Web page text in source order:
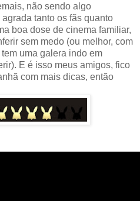
não sendo algo
tanto os fãs quanto
boa dose de cinema familiar,
sem medo (ou melhor, com
uma galera indo em
E é isso meus amigos, fico
com mais dicas, então